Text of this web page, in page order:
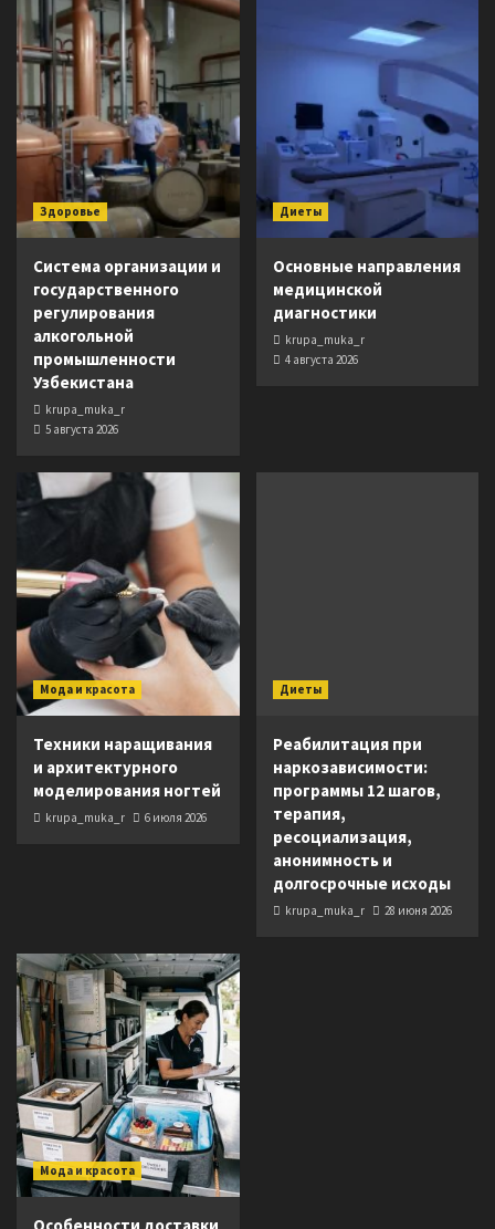
Здоровье
Система организации и
государственного
регулирования
алкогольной
промышленности
Узбекистана
krupa_muka_r
5 августа 2026
Диеты
Основные направления
медицинской
диагностики
krupa_muka_r
4 августа 2026
Мода и красота
Техники наращивания
и архитектурного
моделирования ногтей
krupa_muka_r 6 июля 2026
Диеты
Реабилитация при
наркозависимости:
программы 12 шагов,
терапия,
ресоциализация,
анонимность и
долгосрочные исходы
krupa_muka_r 28 июня 2026
Мода и красота
Особенности доставки